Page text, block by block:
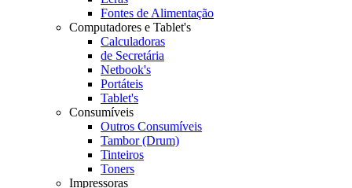
Fontes de Alimentação
Computadores e Tablet's
Calculadoras
de Secretária
Netbook's
Portáteis
Tablet's
Consumíveis
Outros Consumíveis
Tambor (Drum)
Tinteiros
Toners
Impressoras